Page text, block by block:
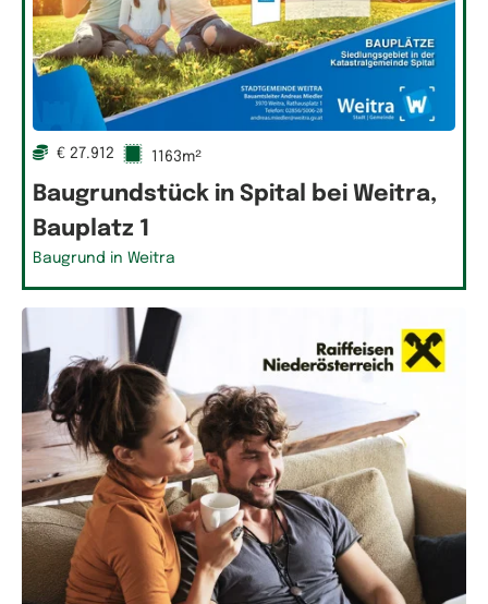
€ 27.912 1163m²
Baugrundstück in Spital bei Weitra,
Bauplatz 1
Baugrund in Weitra